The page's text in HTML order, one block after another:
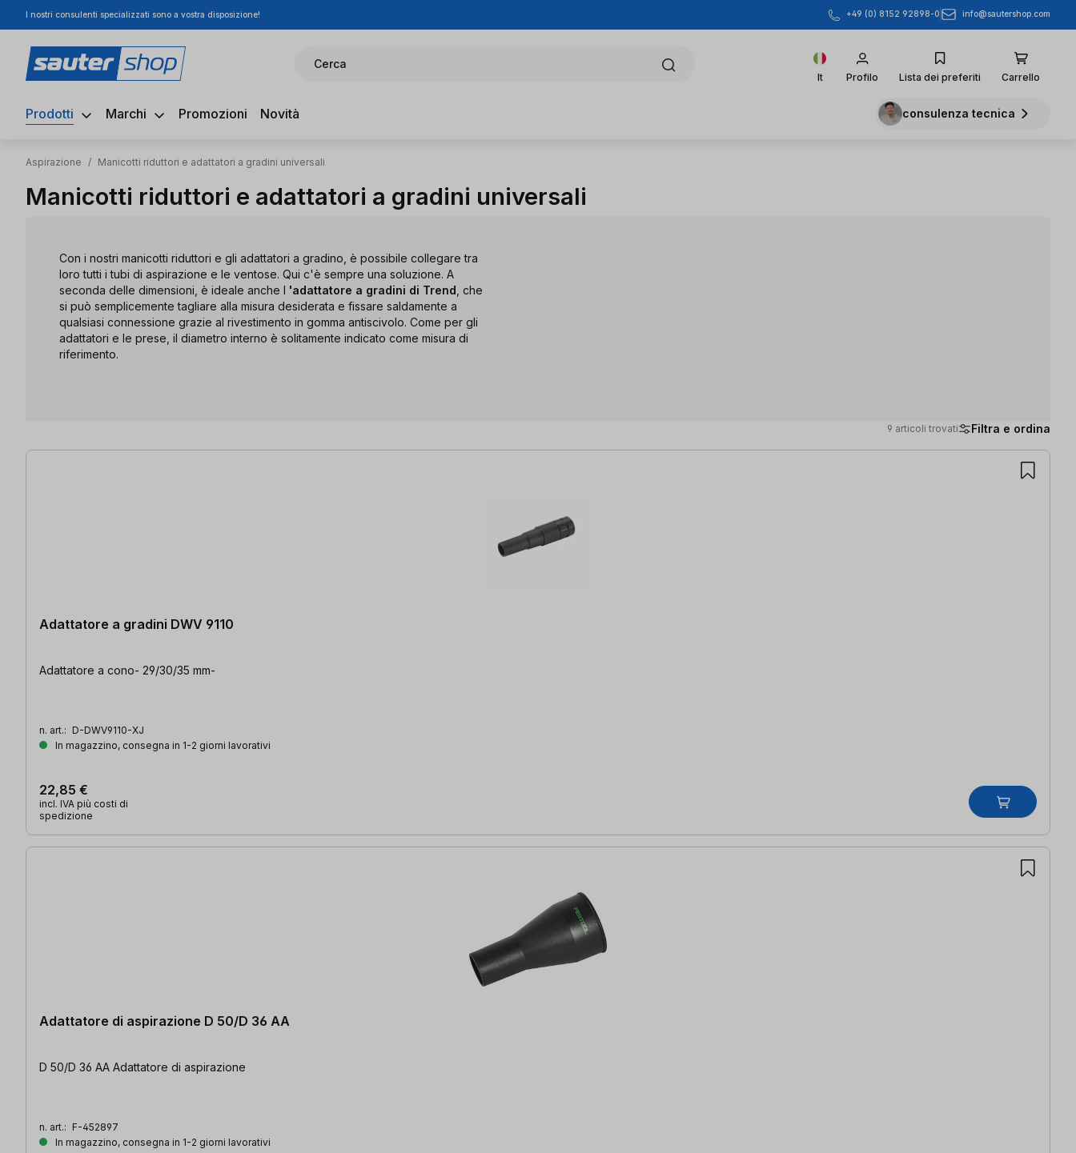
al contenuto principale
Salta alla ricerca
Passa alla navigazione principale
I nostri consulenti specializzati sono a vostra disposizione! +49 (0) 8152 92898-0 info@sautershop.com
Cerca
It Profilo Lista dei preferiti Carrello
Prodotti Marchi Promozioni Novità consulenza tecnica
Aspirazione / Manicotti riduttori e adattatori a gradini universali
Manicotti riduttori e adattatori a gradini universali
Con i nostri manicotti riduttori e gli adattatori a gradino, è possibile collegare tra
loro tutti i tubi di aspirazione e le ventose. Qui c'è sempre una soluzione. A
seconda delle dimensioni, è ideale anche l 'adattatore a gradini di Trend , che
si può semplicemente tagliare alla misura desiderata e fissare saldamente a
qualsiasi connessione grazie al rivestimento in gomma antiscivolo. Come per gli
adattatori e le prese, il diametro interno è solitamente indicato come misura di
riferimento.
9 articoli trovati Filtra e ordina
9 articoli trovati
Adattatore a gradini DWV 9110
Adattatore a cono- 29/30/35 mm-
n. art.: D-DWV9110-XJ
In magazzino, consegna in 1-2 giorni lavorativi
22,85 €
incl. IVA più costi di
spedizione
Adattatore di aspirazione D 50/D 36 AA
D 50/D 36 AA Adattatore di aspirazione
n. art.: F-452897
In magazzino, consegna in 1-2 giorni lavorativi